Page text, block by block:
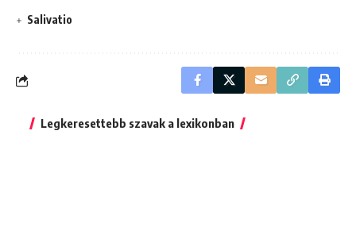
Salivatio
Legkeresettebb szavak a lexikonban